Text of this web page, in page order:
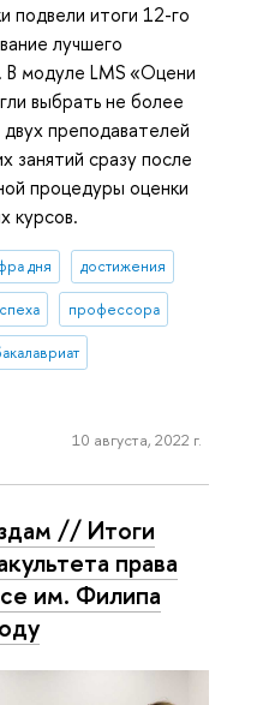
подвели итоги 12-го
лучшего
модуле LMS «Оцени
выбрать не более
преподавателей
занятий сразу после
процедуры оценки
курсов.
дня достижения
профессора
10 августа, 2022 г.
// Итоги
права
им. Филипа